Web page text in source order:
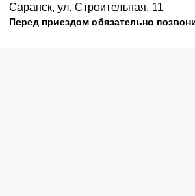
Саранск, ул. Строительная, 11
Перед приездом обязательно